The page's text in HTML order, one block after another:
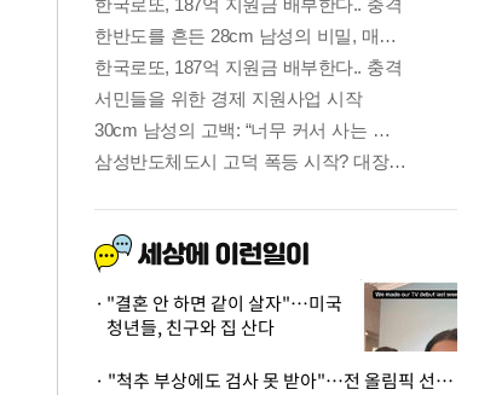
"결혼 안 하면 같이 살자"…미국
청년들, 친구와 집 산다
· "척추 부상에도 검사 못 받아"…전 올림픽 선수, 美봅슬레이협회 상대 소송